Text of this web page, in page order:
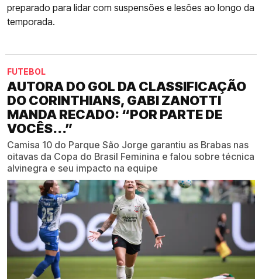
preparado para lidar com suspensões e lesões ao longo da
temporada.
FUTEBOL
AUTORA DO GOL DA CLASSIFICAÇÃO
DO CORINTHIANS, GABI ZANOTTI
MANDA RECADO: “POR PARTE DE
VOCÊS...”
Camisa 10 do Parque São Jorge garantiu as Brabas nas
oitavas da Copa do Brasil Feminina e falou sobre técnica
alvinegra e seu impacto na equipe